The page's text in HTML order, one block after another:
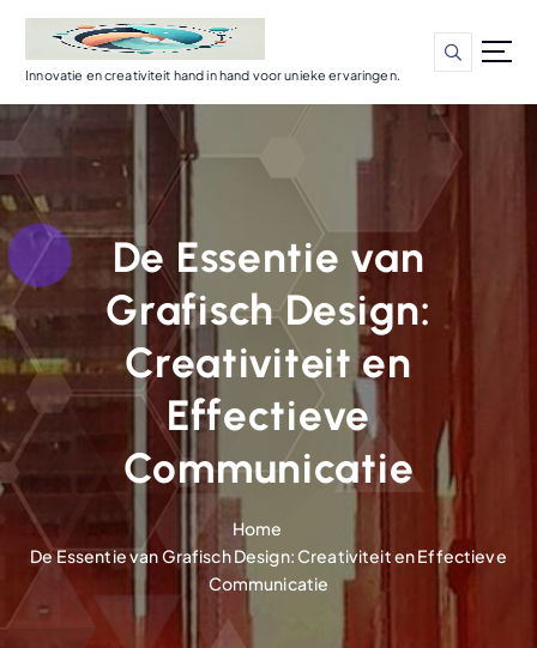
a
d
e
i
n
h
o
u
d
Innovatie en creativiteit hand in hand voor unieke ervaringen.
De Essentie van
Grafisch Design:
Creativiteit en
Effectieve
Communicatie
Home
De Essentie van Grafisch Design: Creativiteit en Effectieve
Communicatie